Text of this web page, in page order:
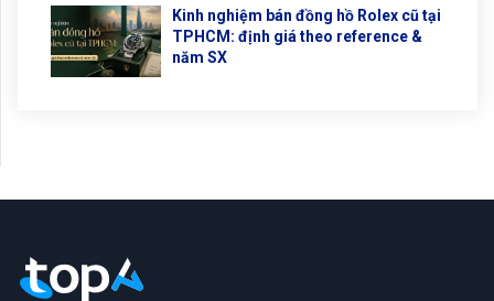
Kinh nghiệm bán đồng hồ Rolex cũ tại
TPHCM: định giá theo reference &
năm SX